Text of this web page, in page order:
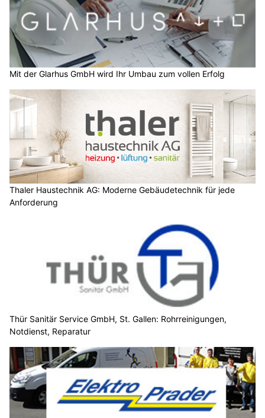
Mit der Glarhus GmbH wird Ihr Umbau zum vollen Erfolg
Thaler Haustechnik AG: Moderne Gebäudetechnik für jede
Anforderung
Thür Sanitär Service GmbH, St. Gallen: Rohrreinigungen,
Notdienst, Reparatur